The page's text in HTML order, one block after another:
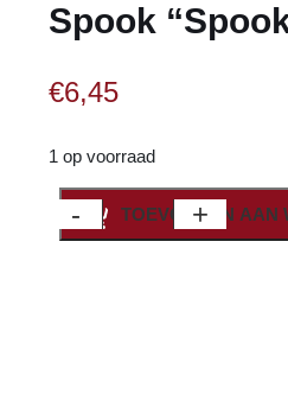
Spook
€6,45
1 op voorraad
-
Spook
"Spooky"
+
TOEVOEGEN AAN